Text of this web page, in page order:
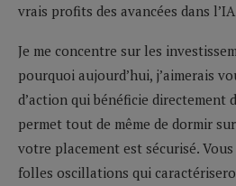
vrais profits des avancées dans
Je me concentre sur les
pourquoi aujourd’hui, j’aimerais
d’action qui bénéficie directement
permet tout de même de dormir
votre placement est sécurisé.
folles oscillations qui